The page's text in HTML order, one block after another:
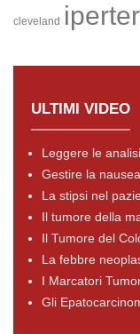
cleveland
ULTIMI VIDEO
Leggere le
Gestire la
La stipsi nel
Il tumore della
Il Tumore del
La febbre
I Marcatori
Gli